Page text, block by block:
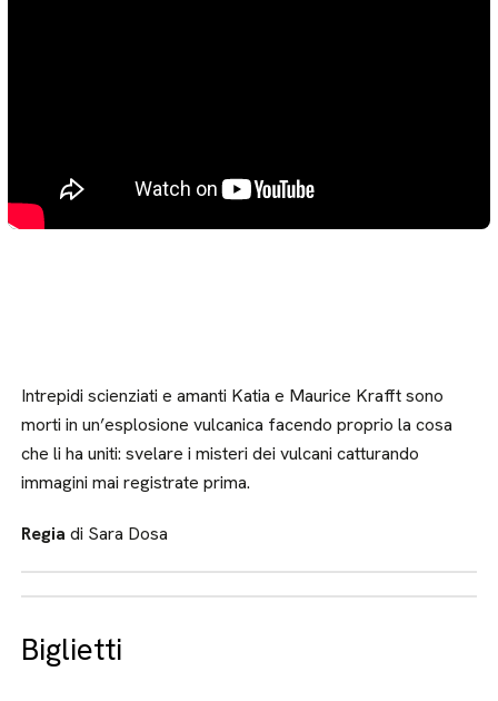
Intrepidi scienziati e amanti Katia e Maurice Krafft sono
morti in un’esplosione vulcanica facendo proprio la cosa
che li ha uniti: svelare i misteri dei vulcani catturando
immagini mai registrate prima.
Regiadi Sara Dosa
Biglietti